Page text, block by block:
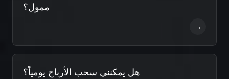
ممول؟
→
هل يمكنني سحب الأرباح يومياً؟